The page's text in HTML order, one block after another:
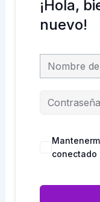
¡Hola,
nuevo!
conectado